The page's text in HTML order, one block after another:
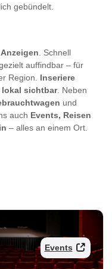
gebündelt.
. Schnell
auffindbar – für
Region. Inseriere
lokal sichtbar. Neben
und
auch Events, Reisen
– alles an einem Ort.
Events